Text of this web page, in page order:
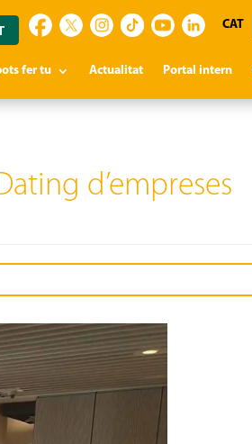
CAT
fer tu Actualitat Portal intern
d’empreses